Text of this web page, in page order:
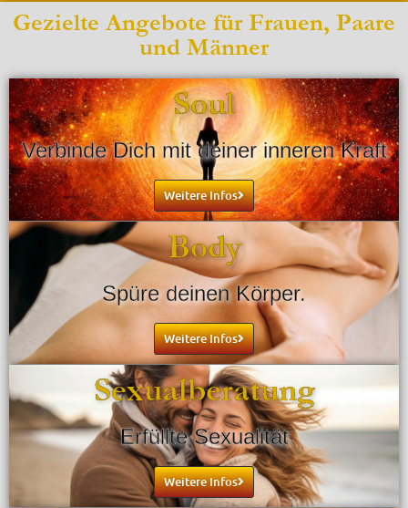
Gezielte Angebote für Frauen, Paare
und Männer
Soul
Verbinde Dich mit deiner inneren Kraft
Weitere Infos
Body
Spüre deinen Körper.
Weitere Infos
Sexualberatung
Erfüllte Sexualität
Weitere Infos